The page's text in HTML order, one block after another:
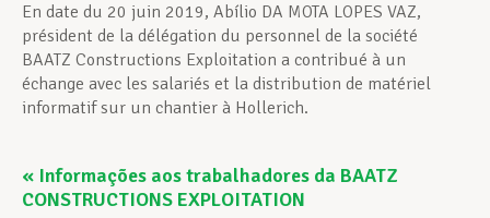
En date du 20 juin 2019, Abílio DA MOTA LOPES VAZ,
président de la délégation du personnel de la société
BAATZ Constructions Exploitation a contribué à un
échange avec les salariés et la distribution de matériel
informatif sur un chantier à Hollerich.
« Informações aos trabalhadores da BAATZ
CONSTRUCTIONS EXPLOITATION